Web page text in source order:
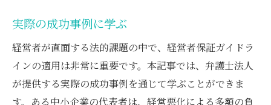
実際の成功事例に学ぶ
経営者が直面する法的課題の中で、経営者保証ガイドラ
インの適用は非常に重要です。本記事では、弁護士法人
が提供する実際の成功事例を通じて学ぶことができま
す。ある中小企業の代表者は、経営悪化による多額の負